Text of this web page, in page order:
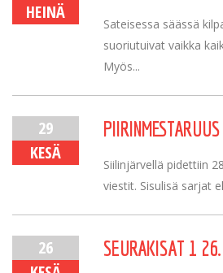
HEINÄ
Sateisessa säässä
suoriutuivat vaikka
Myös...
29
KESÄ
Siilinjärvellä pidettiin
viestit. Sisulisä sarjat
26
SEURAKISAT 1